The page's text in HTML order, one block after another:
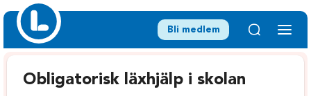
Bli medlem
Obligatorisk läxhjälp i skolan